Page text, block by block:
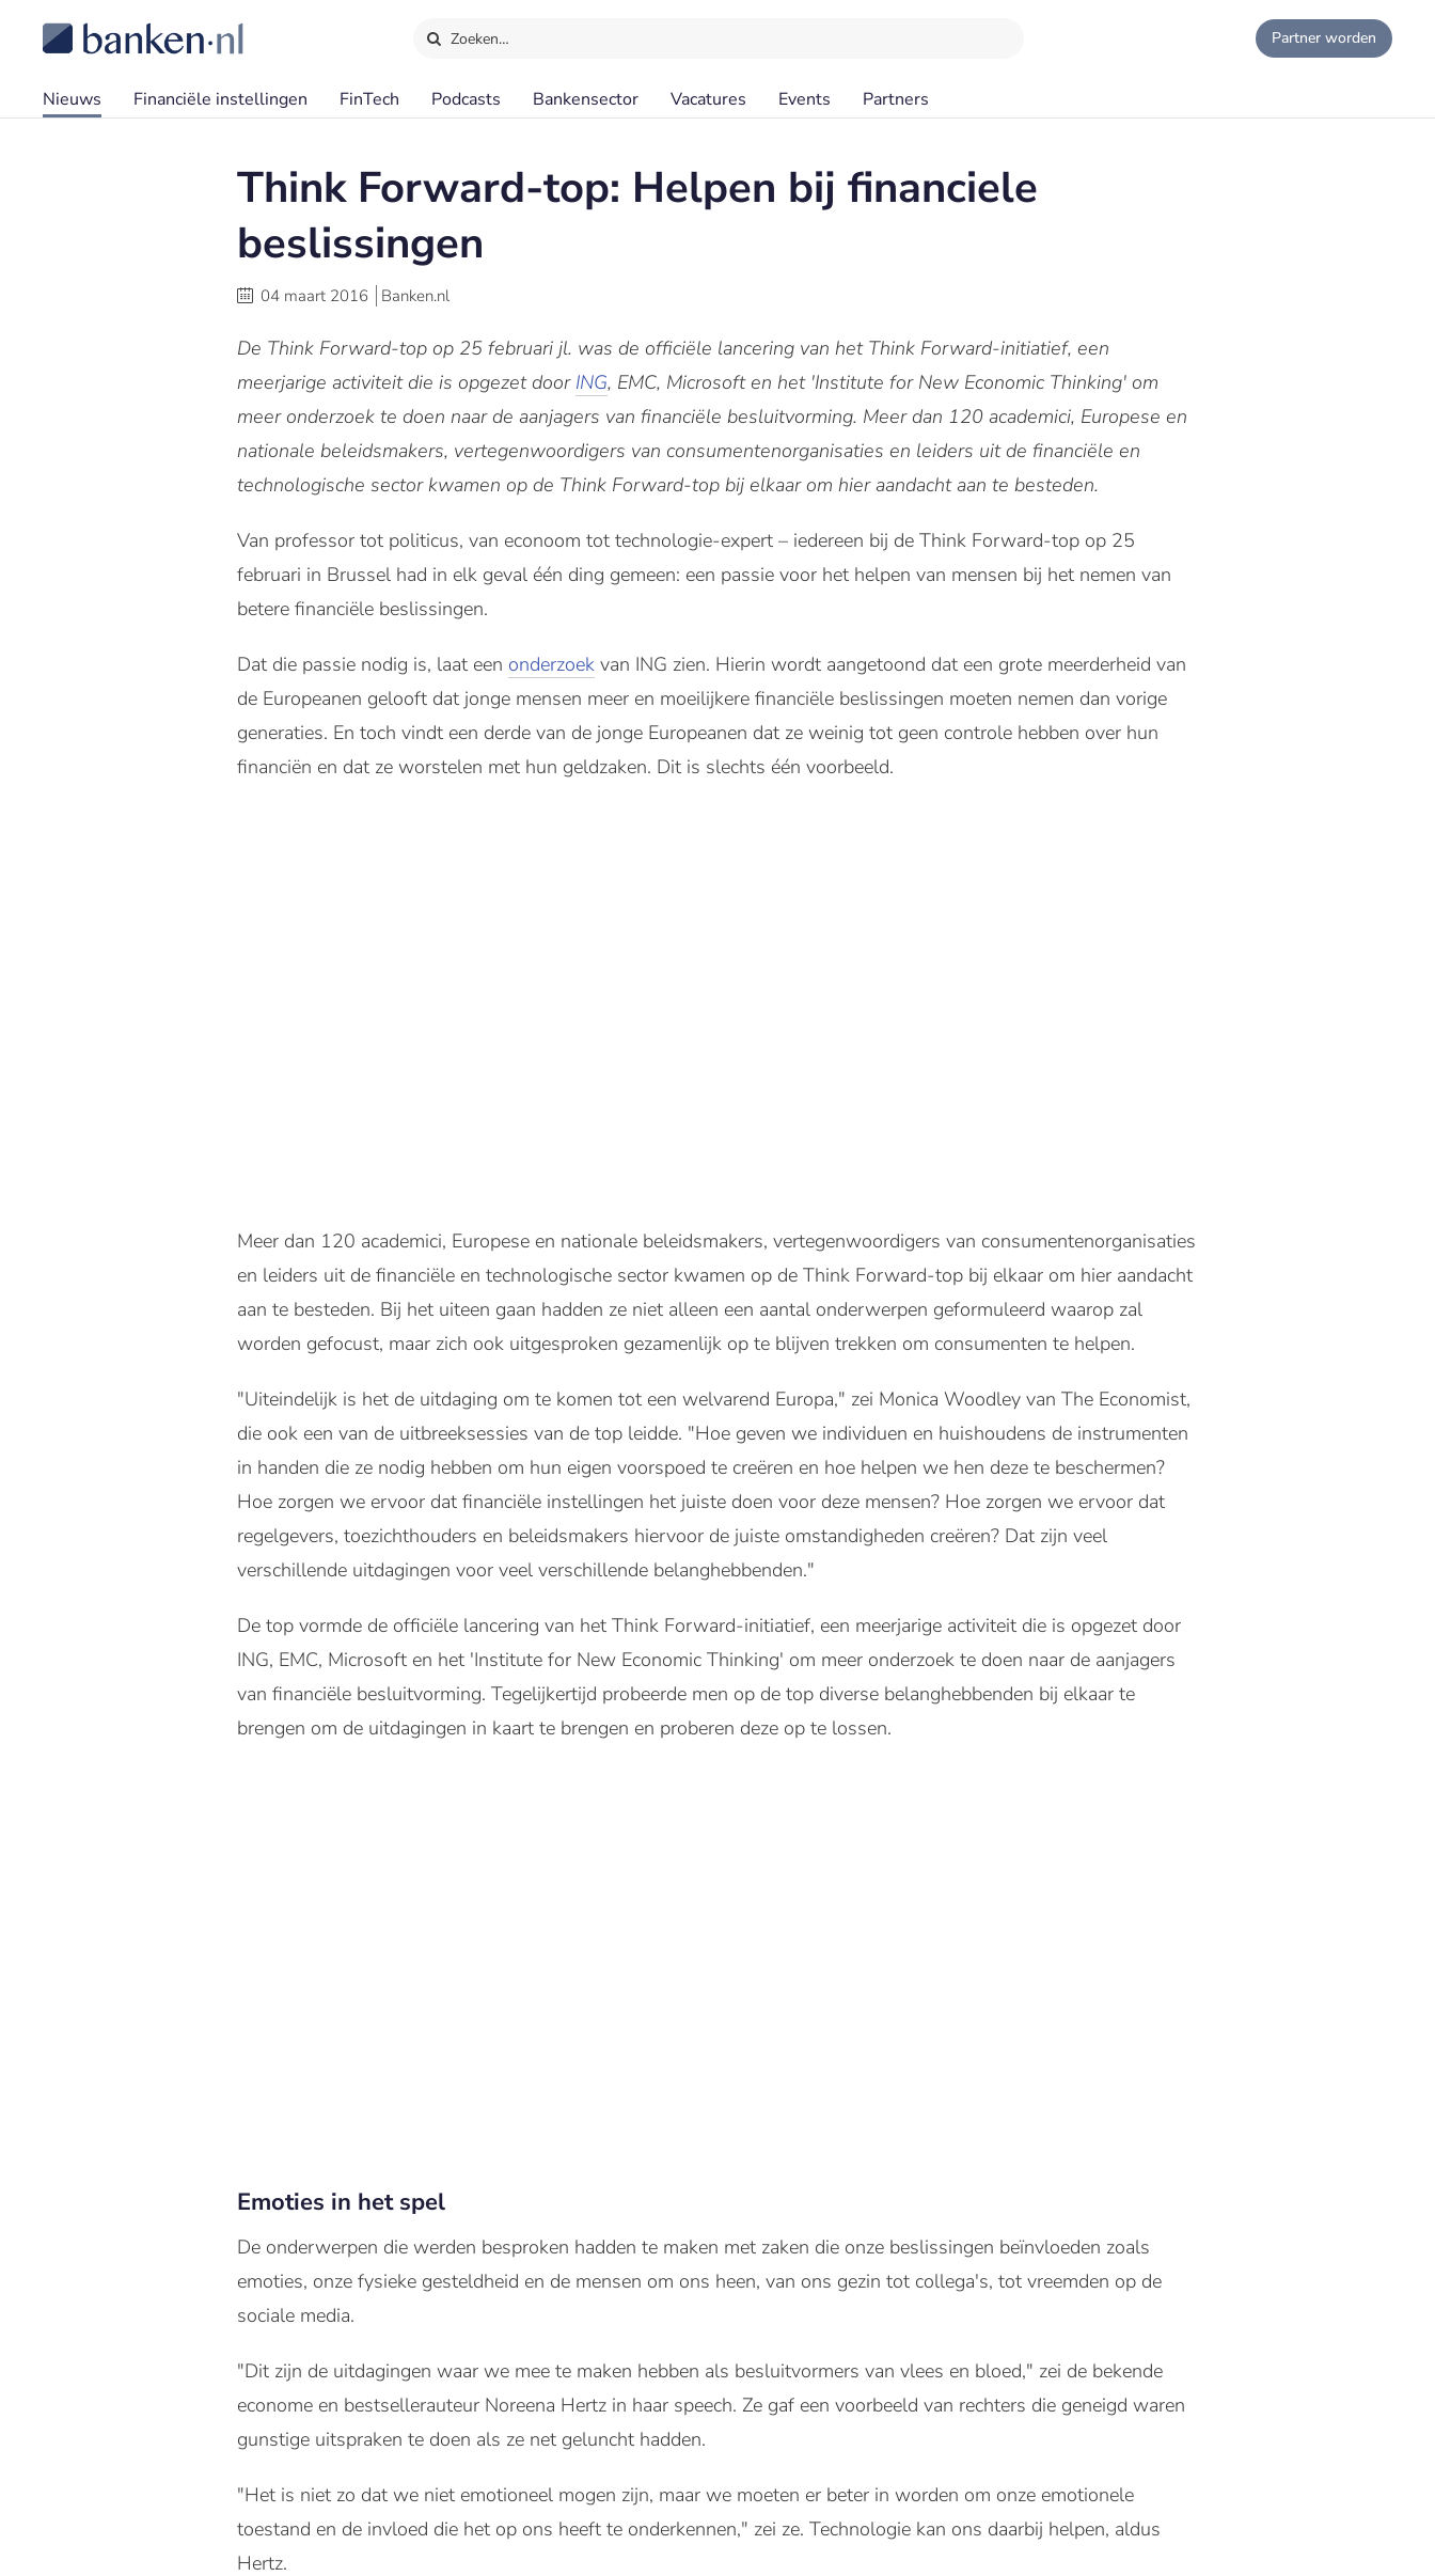
Zoeken… Partner worden
Nieuws Financiële instellingen FinTech Podcasts Bankensector Vacatures Events Partners
Think Forward-top: Helpen bij financiele
beslissingen
04 maart 2016 Banken.nl
De Think Forward-top op 25 februari jl. was de officiële lancering van het Think Forward-initiatief, een
meerjarige activiteit die is opgezet door ING, EMC, Microsoft en het 'Institute for New Economic Thinking' om
meer onderzoek te doen naar de aanjagers van financiële besluitvorming. Meer dan 120 academici, Europese en
nationale beleidsmakers, vertegenwoordigers van consumentenorganisaties en leiders uit de financiële en
technologische sector kwamen op de Think Forward-top bij elkaar om hier aandacht aan te besteden.
Van professor tot politicus, van econoom tot technologie-expert – iedereen bij de Think Forward-top op 25
februari in Brussel had in elk geval één ding gemeen: een passie voor het helpen van mensen bij het nemen van
betere financiële beslissingen.
Dat die passie nodig is, laat een onderzoek van ING zien. Hierin wordt aangetoond dat een grote meerderheid van
de Europeanen gelooft dat jonge mensen meer en moeilijkere financiële beslissingen moeten nemen dan vorige
generaties. En toch vindt een derde van de jonge Europeanen dat ze weinig tot geen controle hebben over hun
financiën en dat ze worstelen met hun geldzaken. Dit is slechts één voorbeeld.
Meer dan 120 academici, Europese en nationale beleidsmakers, vertegenwoordigers van consumentenorganisaties
en leiders uit de financiële en technologische sector kwamen op de Think Forward-top bij elkaar om hier aandacht
aan te besteden. Bij het uiteen gaan hadden ze niet alleen een aantal onderwerpen geformuleerd waarop zal
worden gefocust, maar zich ook uitgesproken gezamenlijk op te blijven trekken om consumenten te helpen.
"Uiteindelijk is het de uitdaging om te komen tot een welvarend Europa," zei Monica Woodley van The Economist,
die ook een van de uitbreeksessies van de top leidde. "Hoe geven we individuen en huishoudens de instrumenten
in handen die ze nodig hebben om hun eigen voorspoed te creëren en hoe helpen we hen deze te beschermen?
Hoe zorgen we ervoor dat financiële instellingen het juiste doen voor deze mensen? Hoe zorgen we ervoor dat
regelgevers, toezichthouders en beleidsmakers hiervoor de juiste omstandigheden creëren? Dat zijn veel
verschillende uitdagingen voor veel verschillende belanghebbenden."
De top vormde de officiële lancering van het Think Forward-initiatief, een meerjarige activiteit die is opgezet door
ING, EMC, Microsoft en het 'Institute for New Economic Thinking' om meer onderzoek te doen naar de aanjagers
van financiële besluitvorming. Tegelijkertijd probeerde men op de top diverse belanghebbenden bij elkaar te
brengen om de uitdagingen in kaart te brengen en proberen deze op te lossen.
Emoties in het spel
De onderwerpen die werden besproken hadden te maken met zaken die onze beslissingen beïnvloeden zoals
emoties, onze fysieke gesteldheid en de mensen om ons heen, van ons gezin tot collega's, tot vreemden op de
sociale media.
"Dit zijn de uitdagingen waar we mee te maken hebben als besluitvormers van vlees en bloed," zei de bekende
econome en bestsellerauteur Noreena Hertz in haar speech. Ze gaf een voorbeeld van rechters die geneigd waren
gunstige uitspraken te doen als ze net geluncht hadden.
"Het is niet zo dat we niet emotioneel mogen zijn, maar we moeten er beter in worden om onze emotionele
toestand en de invloed die het op ons heeft te onderkennen," zei ze. Technologie kan ons daarbij helpen, aldus
Hertz.